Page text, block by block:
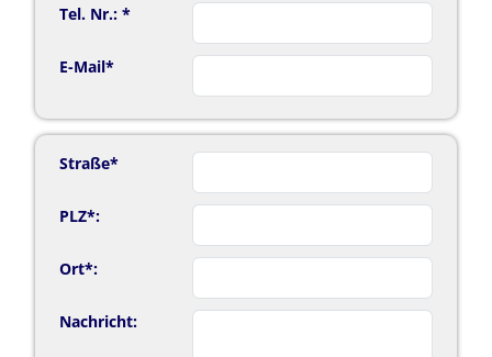
Tel. Nr.: *
E-Mail*
Straße*
PLZ*:
Ort*:
Nachricht: